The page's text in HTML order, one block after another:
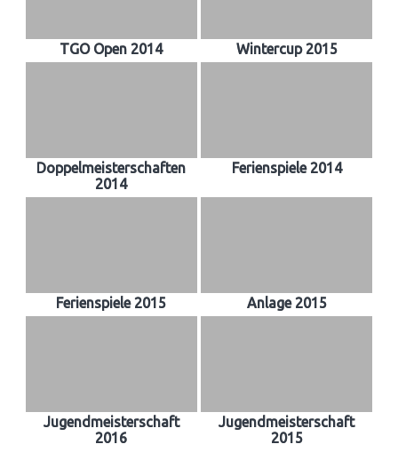
TGO Open 2014 Wintercup 2015
Doppelmeisterschaften
2014
Ferienspiele 2014
Ferienspiele 2015 Anlage 2015
Jugendmeisterschaft
2016
Jugendmeisterschaft
2015